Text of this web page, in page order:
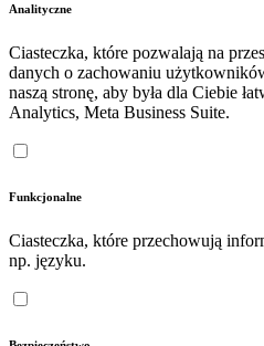
Analityczne
Ciasteczka, które pozwalają na
danych o zachowaniu
naszą stronę, aby była dla Ciebie
Analytics, Meta Business Suite.
Funkcjonalne
Ciasteczka, które przechowują
np. języku.